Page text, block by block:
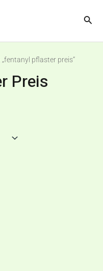
pflaster preis“
Preis